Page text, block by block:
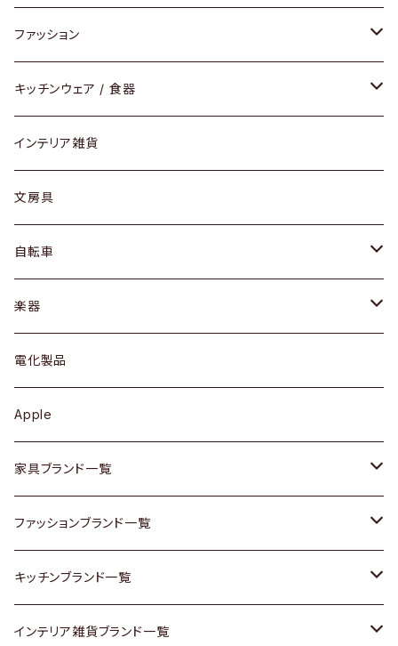
チェア / スツール
ダイニングセット / ダイニングテーブル
ローテーブル / サイドテーブル
デスク / コンソール
ドレッサー
シェルフ
キュリオケース / 飾り棚
カップボード / 食器棚
チェスト
その他家具
Vintageヴィンテージ / Antiqueアンティーク
Designers / デザイナーズ
ペンダントライト
テーブルランプ / デスクスタンド
フロアライト
ファッション
アクセサリー
リング
ピアス / イヤリング
財布
バッグ
アウター
トップス
ワンピース
ボトムス
靴
スカーフ
腕時計
Vintage / ヴィンテージ
キッチンウェア / 食器
グラス / タンブラー
カップ / マグ
プレート / ボウル
カトラリー
ケトル / ティーポット
鍋 / フライパン
Vintage / ヴィンテージ
銀製品
和物 / 作家物
その他キッチン雑貨
インテリア雑貨
文房具
自転車
dahon
楽器
ギター
ベース
その他楽器
電化製品
Apple
家具ブランド一覧
ACME Furniture / アクメ ファニチャー
ACTUS / アクタス
arflex / アルフレックス
ファッションブランド一覧
agnes b / アニエス ベー
BALLY / バリー
キッチンブランド一覧
ARABIA / アラビア
インテリア雑貨ブランド一覧